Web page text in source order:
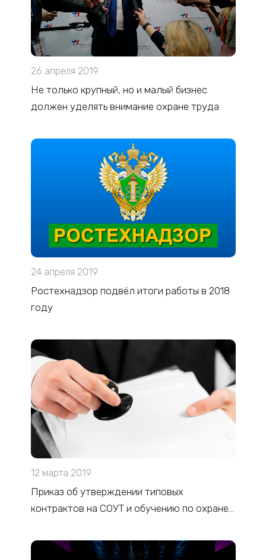
26 апреля 2019
Не только крупный, но и малый бизнес
должен уделять внимание охране труда
24 апреля 2019
Ростехнадзор подвёл итоги работы в 2018
году
12 марта 2019
Приказ об утверждении типовых
контрактов на СОУТ и обучению по охране